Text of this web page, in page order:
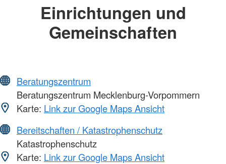
Einrichtungen und
Gemeinschaften
Beratungszentrum
Beratungszentrum Mecklenburg-Vorpommern
Karte: Link zur Google Maps Ansicht
Bereitschaften / Katastrophenschutz
Katastrophenschutz
Karte: Link zur Google Maps Ansicht